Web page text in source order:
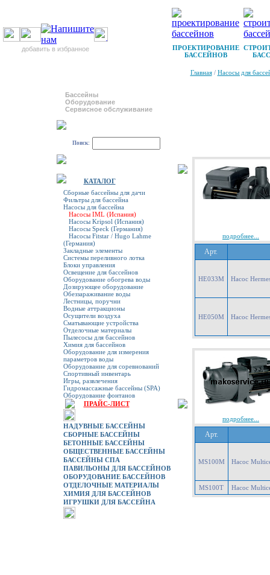
добавить в избранное
ПРОЕКТИРОВАНИЕ
БАССЕЙНОВ
Бассейны
Оборудование
Сервисное обслуживание
Поиск:
КАТАЛОГ
Сборные бассейны для дачи
Фильтры для бассейна
Насосы для бассейна
Насосы IML (Испания)
Насосы Kripsol (Испания)
Насосы Speck (Германия)
Насосы Fitstar / Hugo Lahme
(Германия)
Закладные элементы
Системы переливного лотка
Блоки управления
Освещение для бассейнов
Оборудование обогрева воды
Дозирующее оборудование
Обеззараживание воды
Лестницы, поручни
Водные аттракционы
Осущители воздуха
Сматывающие устройства
Отделочные материалы
Пылесосы для бассейнов
Химия для бассейнов
Оборудование для измерения
параметров воды
Оборудование для соревнований
Спортивный инвентарь
Игры, развлечения
Гидромассажные бассейны (SPA)
Оборудование фонтанов
ПРАЙС-ЛИСТ
НАДУВНЫЕ БАССЕЙНЫ
СБОРНЫЕ БАССЕЙНЫ
БЕТОННЫЕ БАССЕЙНЫ
ОБЩЕСТВЕННЫЕ БАССЕЙНЫ
БАССЕЙНЫ СПА
ПАВИЛЬОНЫ ДЛЯ БАССЕЙНОВ
ОБОРУДОВАНИЕ БАССЕЙНОВ
ОТДЕЛОЧНЫЕ МАТЕРИАЛЫ
ХИМИЯ ДЛЯ БАССЕЙНОВ
ИГРУШКИ ДЛЯ БАССЕЙНА
Главная/ Насосы для
подробнее...
Арт.
HE033M Насос
HE050M Насос
подробнее...
Арт.
MS100M Насос
MS100T Насос